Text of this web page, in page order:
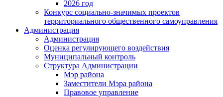
2026 год
Конкурс социально-значимых проектов
территориального общественного самоуправления
Администрация
Администрация
Оценка регулирующего воздействия
Муниципальный контроль
Структура Администрации
Мэр района
Заместители Мэра района
Правовое управление